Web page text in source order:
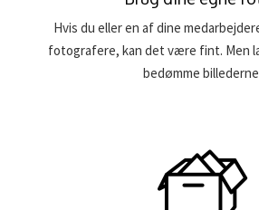
Hvis du eller en af dine
fotografere, kan det være fint. Men
bedømme